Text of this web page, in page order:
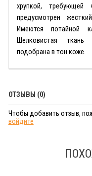
хрупкой, требующей
предусмотрен
Имеются потайной
Шелковистая ткань
подобрана в тон коже.
ОТЗЫВЫ (0)
Чтобы добавить отзыв,
войдите